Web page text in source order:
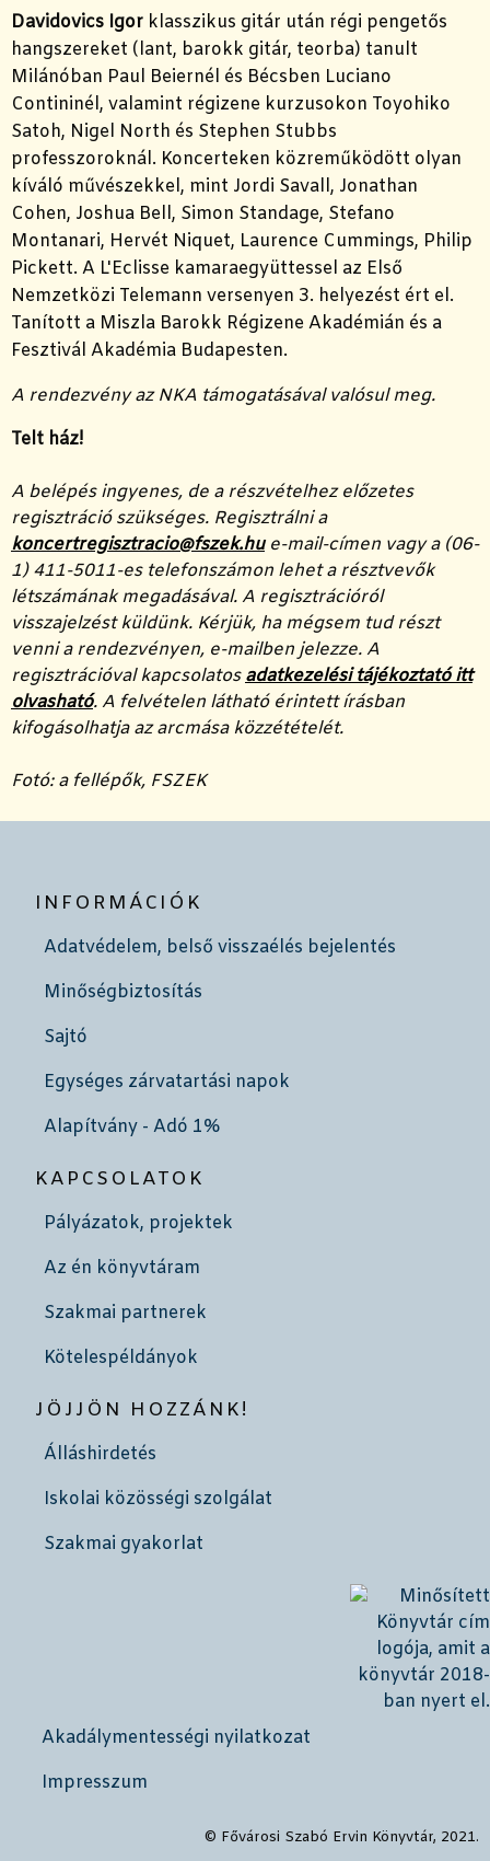
Davidovics Igor klasszikus gitár után régi pengetős
hangszereket (lant, barokk gitár, teorba) tanult
Milánóban Paul Beiernél és Bécsben Luciano
Contininél, valamint régizene kurzusokon Toyohiko
Satoh, Nigel North és Stephen Stubbs
professzoroknál. Koncerteken közreműködött olyan
kíváló művészekkel, mint Jordi Savall, Jonathan
Cohen, Joshua Bell, Simon Standage, Stefano
Montanari, Hervét Niquet, Laurence Cummings, Philip
Pickett. A L'Eclisse kamaraegyüttessel az Első
Nemzetközi Telemann versenyen 3. helyezést ért el.
Tanított a Miszla Barokk Régizene Akadémián és a
Fesztivál Akadémia Budapesten.
A rendezvény az NKA támogatásával valósul meg.
Telt ház!
A belépés ingyenes, de a részvételhez előzetes
regisztráció szükséges. Regisztrálni a
koncertregisztracio@fszek.hue-mail-címen vagy a (06-
1) 411-5011-es telefonszámon lehet a résztvevők
létszámának megadásával. A regisztrációról
visszajelzést küldünk. Kérjük, ha mégsem tud részt
venni a rendezvényen, e-mailben jelezze. A
regisztrációval kapcsolatosadatkezelési tájékoztató itt
olvasható. A felvételen látható érintett írásban
kifogásolhatja az arcmása közzétételét.
Fotó: a fellépők, FSZEK
INFORMÁCIÓK
Adatvédelem, belső visszaélés bejelentés
Minőségbiztosítás
Sajtó
Egységes zárvatartási napok
Alapítvány - Adó 1%
KAPCSOLATOK
Pályázatok, projektek
Az én könyvtáram
Szakmai partnerek
Kötelespéldányok
JÖJJÖN HOZZÁNK!
Álláshirdetés
Iskolai közösségi szolgálat
Szakmai gyakorlat
Akadálymentességi nyilatkozat
Impresszum
© Fővárosi Szabó Ervin Könyvtár, 2021.